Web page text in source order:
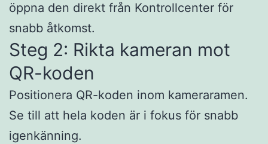
öppna den direkt från Kontrollcenter för
snabb åtkomst.​
Steg 2: Rikta kameran mot
QR-koden
Positionera QR-koden inom kameraramen.
Se till att hela koden är i fokus för snabb
igenkänning.​